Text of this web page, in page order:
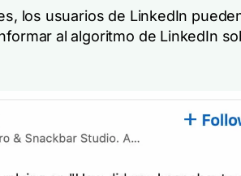
los usuarios de LinkedIn
al algoritmo de LinkedIn